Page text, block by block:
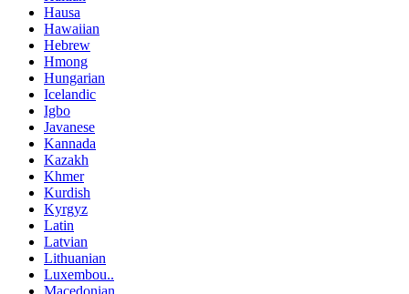
Hausa
Hawaiian
Hebrew
Hmong
Hungarian
Icelandic
Igbo
Javanese
Kannada
Kazakh
Khmer
Kurdish
Kyrgyz
Latin
Latvian
Lithuanian
Luxembou..
Macedonian